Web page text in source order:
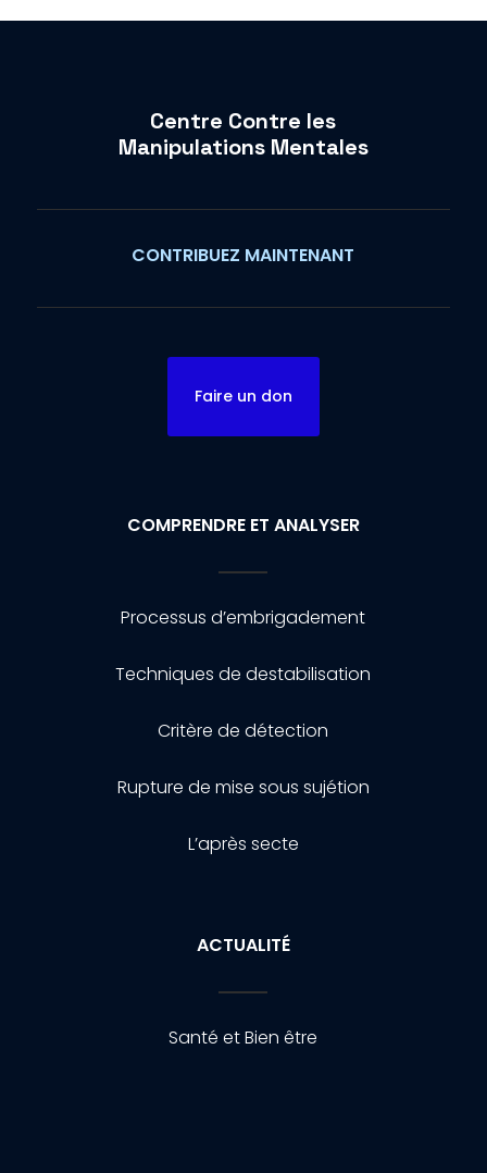
Centre Contre les
Manipulations Mentales
CONTRIBUEZ MAINTENANT
Faire un don
COMPRENDRE ET ANALYSER
Processus d’embrigadement
Techniques de destabilisation
Critère de détection
Rupture de mise sous sujétion
L’après secte
ACTUALITÉ
Santé et Bien être